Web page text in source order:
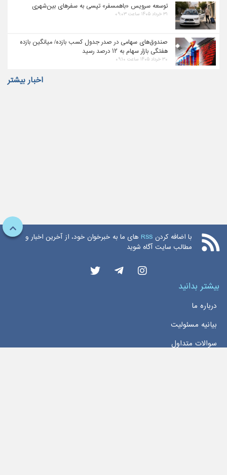
توسعه سرویس «باهمسفر» تپسی به سفرهای بین‌شهری
۳۱ خرداد ۱۴۰۵ ساعت ۰۹:۰۳
صندوق‌های سهامی در صدر جدول کسب بازده/ میانگین بازده
هفتگی بازار سهام به ۱۲ درصد رسید
۳۰ خرداد ۱۴۰۵ ساعت ۰۹:۱۰
اخبار بیشتر
با اضافه کردن RSS های ما به خبرخوان خود، از آخرین اخبار و
مطالب سایت آگاه شوید
بیشتر بدانید
درباره ما
بیانیه مسئولیت
سوالات متداول